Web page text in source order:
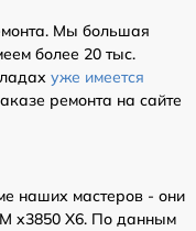
Мы большая
более 20 тыс.
уже имеется
ремонта на сайте
наших мастеров - они
x3850 X6. По данным